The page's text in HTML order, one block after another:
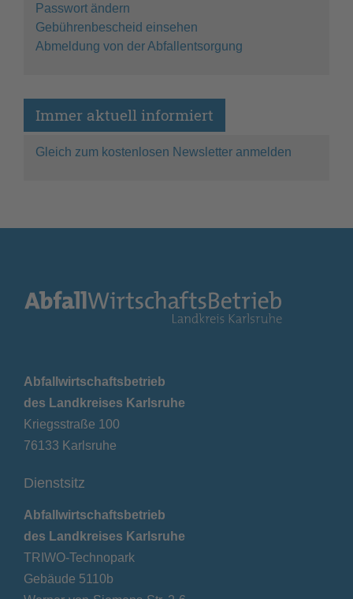
Passwort ändern
Gebührenbescheid einsehen
Abmeldung von der Abfallentsorgung
Immer aktuell informiert
Gleich zum kostenlosen Newsletter anmelden
Abfallwirtschaftsbetrieb
des Landkreises Karlsruhe
Kriegsstraße 100
76133 Karlsruhe
Dienstsitz
Abfallwirtschaftsbetrieb
des Landkreises Karlsruhe
TRIWO-Technopark
Gebäude 5110b